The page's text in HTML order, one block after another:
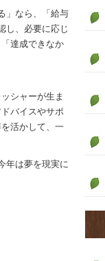
」なら、「給与
し、必要に応じ
達成できなか
シャーが生ま
バイスやサポ
活かして、一
年は夢を現実に